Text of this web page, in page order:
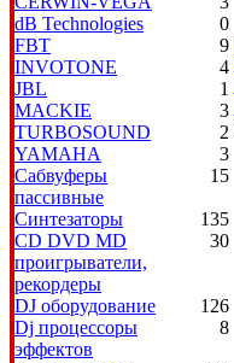
0
dB Technologies
9
FBT
4
INVOTONE
1
JBL
3
MACKIE
2
TURBOSOUND
3
YAMAHA
15
Сабвуферы
пассивные
135
Синтезаторы
30
CD DVD MD
проигрыватели,
рекордеры
126
DJ оборудование
8
Dj процессоры
эффектов